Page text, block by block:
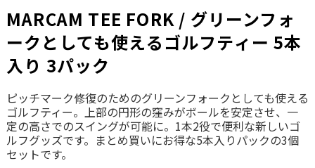
MARCAM TEE FORK / グリーンフォ
ークとしても使えるゴルフティー 5本
入り 3パック
ピッチマーク修復のためのグリーンフォークとしても使える
ゴルフティー。上部の円形の窪みがボールを安定させ、一
定の高さでのスイングが可能に。1本2役で便利な新しいゴ
ルフグッズです。まとめ買いにお得な5本入りパックの3個
セットです。